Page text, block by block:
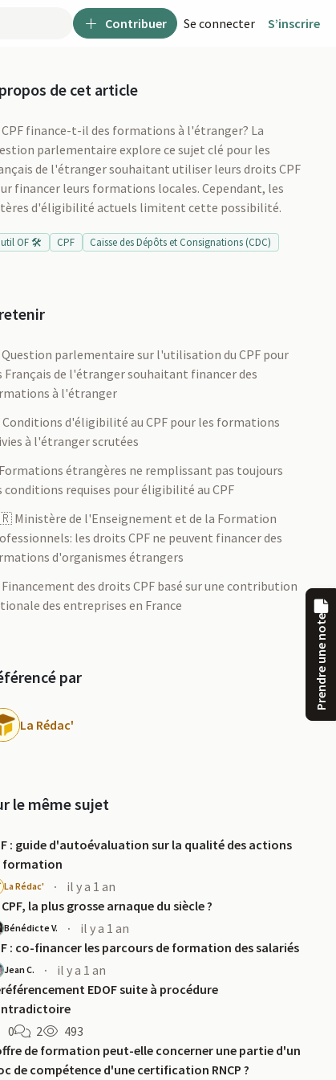
Contribuer Se connecter S’inscrire
de cet article
CPF finance-t-il des formations à l'étranger? La
parlementaire explore ce sujet clé pour les
de l'étranger souhaitant utiliser leurs droits CPF
financer leurs formations locales. Cependant, les
d'éligibilité actuels limitent cette possibilité.
OF 🛠️ CPF Caisse des Dépôts et Consignations (CDC)
Question parlementaire sur l'utilisation du CPF pour
Français de l'étranger souhaitant financer des
à l'étranger
Conditions d'éligibilité au CPF pour les formations
à l'étranger scrutées
étrangères ne remplissant pas toujours
conditions requises pour éligibilité au CPF
Ministère de l'Enseignement et de la Formation
les droits CPF ne peuvent financer des
d'organismes étrangers
Financement des droits CPF basé sur une contribution
des entreprises en France
par
La Rédac'
le même sujet
: guide d'autoévaluation sur la qualité des actions
formation
La Rédac' ·
il y a 1 an
CPF, la plus grosse arnaque du siècle ?
Bénédicte V. ·
il y a 1 an
: co-financer les parcours de formation des salariés
Jean C. ·
il y a 1 an
EDOF suite à procédure
0
2
493
de formation peut-elle concerner une partie d'un
de compétence d'une certification RNCP ?
Prendre une note